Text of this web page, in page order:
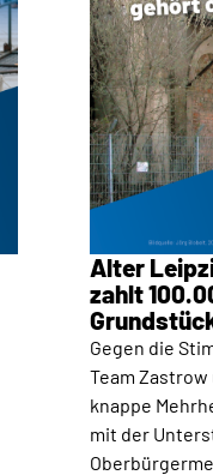
Alter
zahlt
Gegen die
Team
knappe
mit der